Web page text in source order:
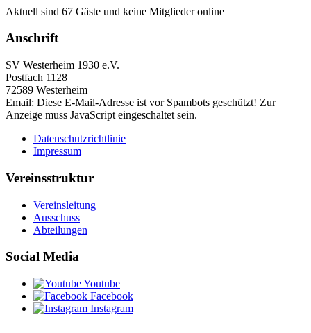
Aktuell sind 67 Gäste und keine Mitglieder online
Anschrift
SV Westerheim 1930 e.V.
Postfach 1128
72589 Westerheim
Email: Diese E-Mail-Adresse ist vor Spambots geschützt! Zur
Anzeige muss JavaScript eingeschaltet sein.
Datenschutzrichtlinie
Impressum
Vereinsstruktur
Vereinsleitung
Ausschuss
Abteilungen
Social Media
Youtube
Facebook
Instagram